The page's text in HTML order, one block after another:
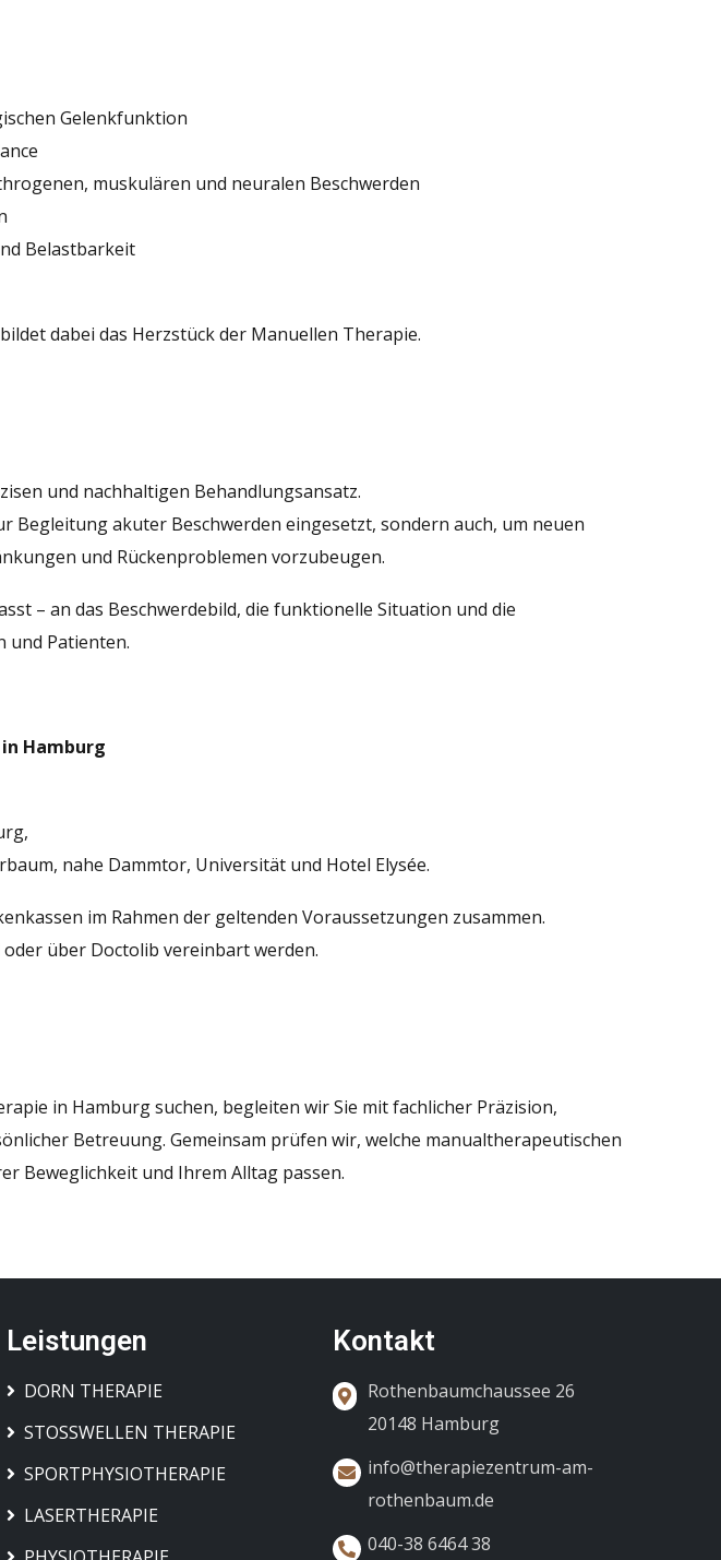
Gelenkfunktion
muskulären und neuralen Beschwerden
Belastbarkeit
dabei das Herzstück der Manuellen Therapie.
und nachhaltigen Behandlungsansatz.
Begleitung akuter Beschwerden eingesetzt, sondern auch, um neuen
und Rückenproblemen vorzubeugen.
– an das Beschwerdebild, die funktionelle Situation und die
und Patienten.
Hamburg
nahe Dammtor, Universität und Hotel Elysée.
im Rahmen der geltenden Voraussetzungen zusammen.
über Doctolib vereinbart werden.
in Hamburg suchen, begleiten wir Sie mit fachlicher Präzision,
Betreuung. Gemeinsam prüfen wir, welche manualtherapeutischen
Beweglichkeit und Ihrem Alltag passen.
Leistungen
DORN THERAPIE
STOSSWELLEN THERAPIE
SPORTPHYSIOTHERAPIE
LASERTHERAPIE
Kontakt
Rothenbaumchaussee 26
20148 Hamburg
info@therapiezentrum-am-
rothenbaum.de
040-38 6464 38